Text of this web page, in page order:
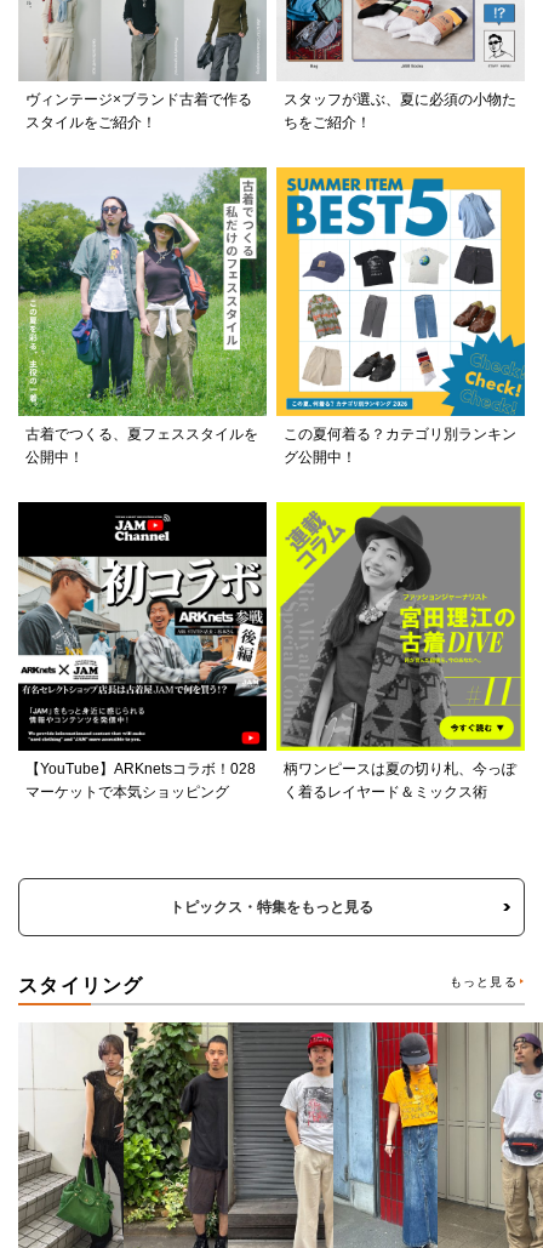
ヴィンテージ×ブランド古着で作る
スタイルをご紹介！
スタッフが選ぶ、夏に必須の小物た
ちをご紹介！
古着でつくる、夏フェススタイルを
公開中！
この夏何着る？カテゴリ別ランキン
グ公開中！
【YouTube】ARKnetsコラボ！028
マーケットで本気ショッピング
柄ワンピースは夏の切り札、今っぽ
く着るレイヤード＆ミックス術
トピックス・特集をもっと見る
スタイリング もっと見る